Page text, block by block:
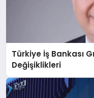
Türkiye İş Bankası
Değişiklikleri